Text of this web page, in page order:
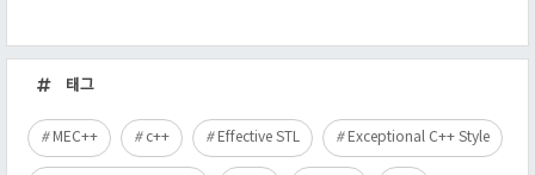
근
글
태그
MEC++ c++ Effective STL Exceptional C++ Style